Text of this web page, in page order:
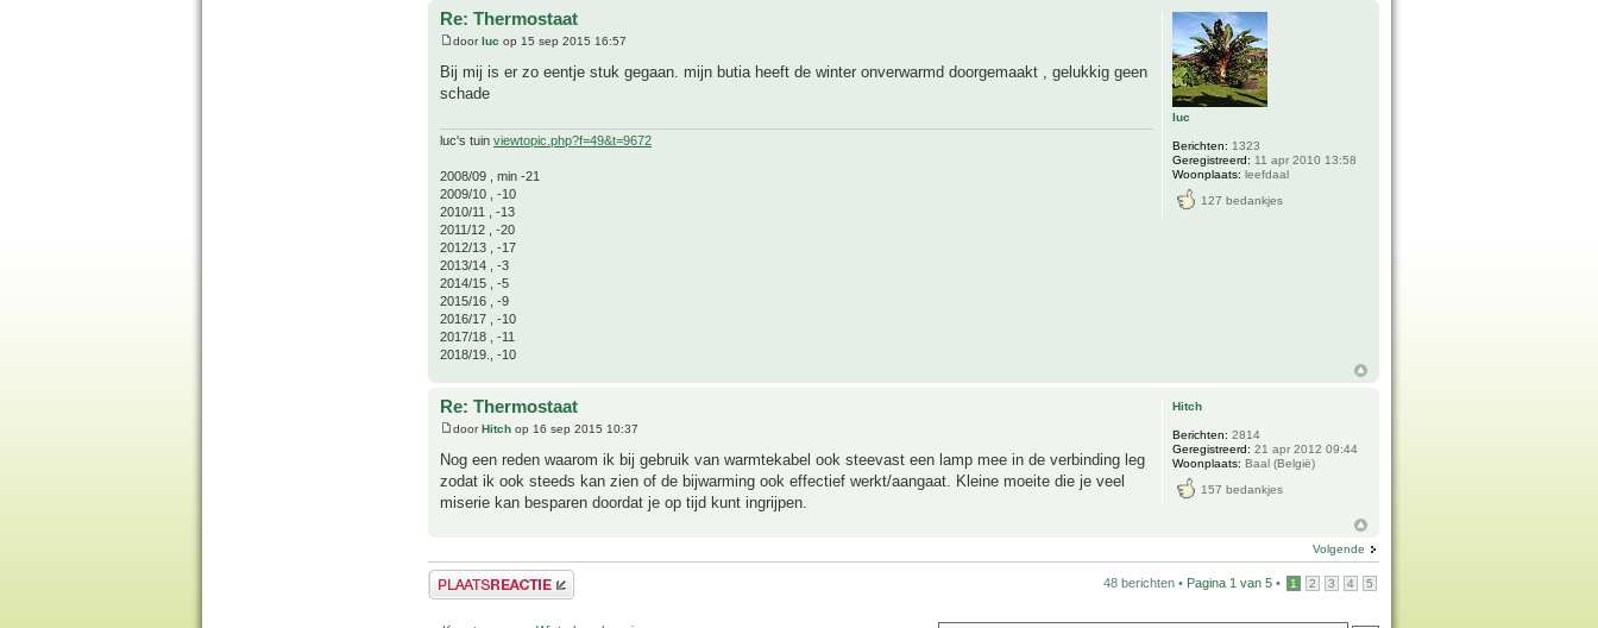
Re: Thermostaat
doorluc op 15 sep 2015 16:57
Bij mij is er zo eentje stuk gegaan. mijn butia heeft de winter onverwarmd doorgemaakt , gelukkig geen
schade
luc's tuin viewtopic.php?f=49&t=9672
2008/09 , min -21
2009/10 , -10
2010/11 , -13
2011/12 , -20
2012/13 , -17
2013/14 , -3
2014/15 , -5
2015/16 , -9
2016/17 , -10
2017/18 , -11
2018/19., -10
luc
Berichten: 1323
Geregistreerd: 11 apr 2010 13:58
Woonplaats: leefdaal
127 bedankjes
Re: Thermostaat
doorHitch op 16 sep 2015 10:37
Nog een reden waarom ik bij gebruik van warmtekabel ook steevast een lamp mee in de verbinding leg
zodat ik ook steeds kan zien of de bijwarming ook effectief werkt/aangaat. Kleine moeite die je veel
miserie kan besparen doordat je op tijd kunt ingrijpen.
Hitch
Berichten: 2814
Geregistreerd: 21 apr 2012 09:44
Woonplaats: Baal (België)
157 bedankjes
Volgende
Plaats een reactie 48 berichten • Pagina 1 van 5 • 1 2 3 4 5